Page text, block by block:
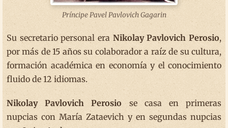
Príncipe Pavel Pavlovich Gagarin
Su secretario personal eraNikolay Pavlovich Perosio,
por más de 15 años su colaborador a raíz de su cultura,
formación académica en economía y el conocimiento
fluido de 12 idiomas.
Nikolay Pavlovich Perosio se casa en primeras
nupcias con María Zataevich y en segundas nupcias